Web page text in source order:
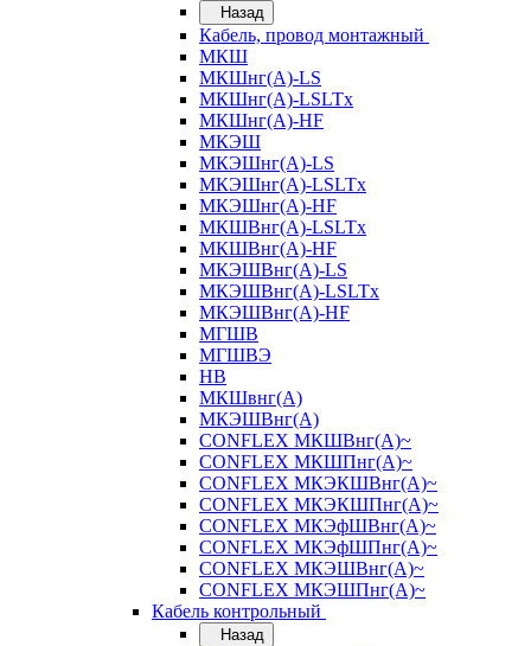
Назад
Кабель, провод монтажный
МКШ
МКШнг(А)-LS
МКШнг(А)-LSLTx
МКШнг(А)-HF
МКЭШ
МКЭШнг(А)-LS
МКЭШнг(А)-LSLTx
МКЭШнг(А)-HF
МКШВнг(A)-LSLTx
МКШВнг(А)-HF
МКЭШВнг(А)-LS
МКЭШВнг(A)-LSLTx
МКЭШВнг(А)-HF
МГШВ
МГШВЭ
НВ
МКШвнг(А)
МКЭШВнг(А)
CONFLEX МКШВнг(А)~
CONFLEX МКШПнг(А)~
CONFLEX МКЭКШВнг(А)~
CONFLEX МКЭКШПнг(А)~
CONFLEX МКЭфШВнг(А)~
CONFLEX МКЭфШПнг(А)~
CONFLEX МКЭШВнг(А)~
CONFLEX МКЭШПнг(А)~
Кабель контрольный
Назад